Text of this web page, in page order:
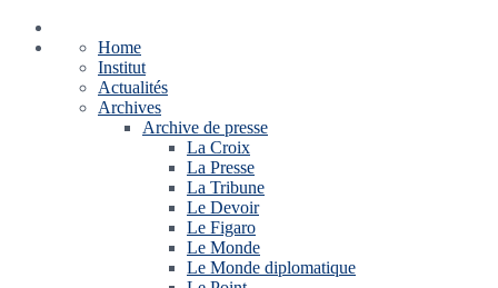
Home
Institut
Actualités
Archives
Archive de presse
La Croix
La Presse
La Tribune
Le Devoir
Le Figaro
Le Monde
Le Monde diplomatique